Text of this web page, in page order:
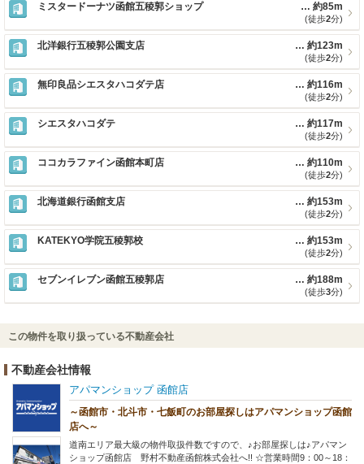
ミスタードーナツ函館五稜郭ショップ 約85m
(徒歩2分)
北洋銀行五稜郭公園支店 約123m
(徒歩2分)
無印良品シエスタハコダテ店 約116m
(徒歩2分)
シエスタハコダテ 約117m
(徒歩2分)
ココカラファイン函館本町店 約110m
(徒歩2分)
北海道銀行函館支店 約153m
(徒歩2分)
KATEKYO学院五稜郭校 約153m
(徒歩2分)
セブンイレブン函館五稜郭店 約188m
(徒歩3分)
この物件を取り扱っている不動産会社
不動産会社情報
アパマンショップ 函館店
～函館市・北斗市・七飯町のお部屋探しはアパマンショップ函館
店へ～
道南エリア最大級の物件取扱件数ですので、♪お部屋探しは♪アパマン
ショップ函館店 野村不動産函館株式会社へ!! ☆営業時間9：00～18：